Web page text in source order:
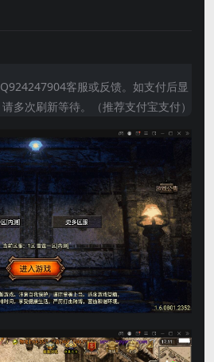
客服或反馈。如支付后显
多次刷新等待。（推荐支付宝支付）